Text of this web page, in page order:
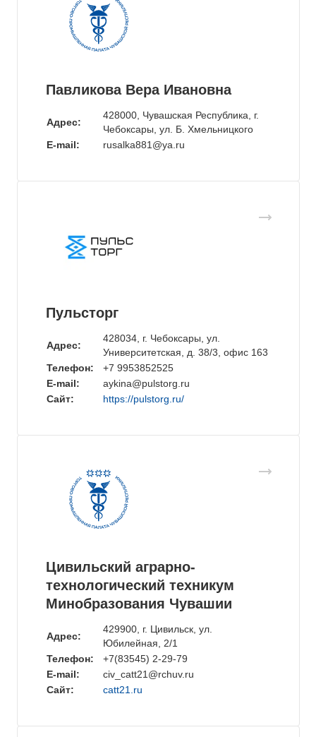
Павликова Вера Ивановна
Адрес:
428000, Чувашская Республика, г.
Чебоксары, ул. Б. Хмельницкого
E-mail:
rusalka881@ya.ru
Пульсторг
Адрес:
428034, г. Чебоксары, ул.
Университетская, д. 38/3, офис 163
Телефон:
+7 9953852525
E-mail:
aykina@pulstorg.ru
Сайт:
https://pulstorg.ru/
Цивильский аграрно-
технологический техникум
Минобразования Чувашии
Адрес:
429900, г. Цивильск, ул.
Юбилейная, 2/1
Телефон:
+7(83545) 2-29-79
E-mail:
civ_catt21@rchuv.ru
Сайт:
catt21.ru